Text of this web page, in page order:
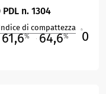
n. 1304
di compattezza
61,6% 64,6% 0